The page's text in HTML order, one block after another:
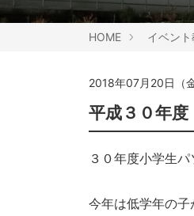
HOME イベント
2018年07月20日（金
平成３０年
３０年度小学生
今年は低学年の子